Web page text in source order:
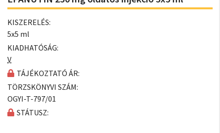
KISZERELÉS:
5x5 ml
KIADHATÓSÁG:
V
TÁJÉKOZTATÓ ÁR:
TÖRZSKÖNYVI SZÁM:
OGYI-T-797/01
STÁTUSZ: